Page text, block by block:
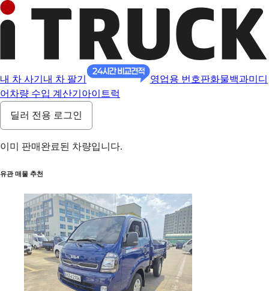
내 차 사기 내 차 팔기 영업용 번호판화물백과미디
어 차량 수입 계산기 아이트럭
딜러 전용 로그인
이미 판매완료된 차량입니다.
유관 매물 추천